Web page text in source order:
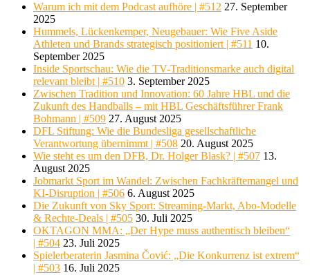
Warum ich mit dem Podcast aufhöre | #512 27. September
2025
Hummels, Lückenkemper, Neugebauer: Wie Five Aside
Athleten und Brands strategisch positioniert | #511 10.
September 2025
Inside Sportschau: Wie die TV-Traditionsmarke auch digital
relevant bleibt | #510 3. September 2025
Zwischen Tradition und Innovation: 60 Jahre HBL und die
Zukunft des Handballs – mit HBL Geschäftsführer Frank
Bohmann | #509 27. August 2025
DFL Stiftung: Wie die Bundesliga gesellschaftliche
Verantwortung übernimmt | #508 20. August 2025
Wie steht es um den DFB, Dr. Holger Blask? | #507 13.
August 2025
Jobmarkt Sport im Wandel: Zwischen Fachkräftemangel und
KI-Disruption | #506 6. August 2025
Die Zukunft von Sky Sport: Streaming-Markt, Abo-Modelle
& Rechte-Deals | #505 30. Juli 2025
OKTAGON MMA: „Der Hype muss authentisch bleiben“
| #504 23. Juli 2025
Spielerberaterin Jasmina Čović: „Die Konkurrenz ist extrem“
| #503 16. Juli 2025